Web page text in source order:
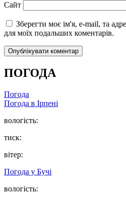
Сайт
Зберегти моє ім'я, e-mail, та
для моїх подальших коментарів.
ПОГОДА
Погода
Погода в Ірпені
вологість:
тиск:
вітер:
Погода у Бучі
вологість: